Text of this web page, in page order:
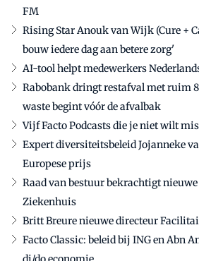
FM
Rising Star Anouk van Wijk (Cure +
bouw iedere dag aan betere zorg'
AI-tool helpt medewerkers
Rabobank dringt restafval met ruim
waste begint vóór de afvalbak
Vijf Facto Podcasts die je niet wilt
Expert diversiteitsbeleid Jojanneke
Europese prijs
Raad van bestuur bekrachtigt
Ziekenhuis
Britt Breure nieuwe directeur
Facto Classic: beleid bij ING en Abn